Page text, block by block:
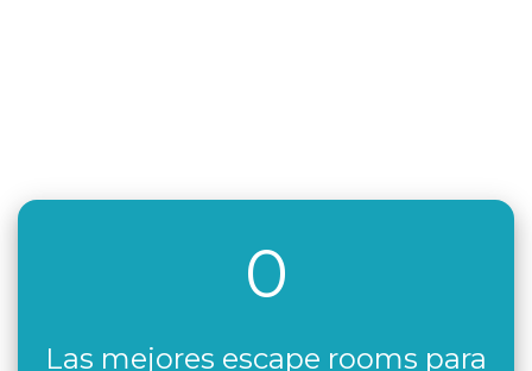
0
Las mejores escape rooms para